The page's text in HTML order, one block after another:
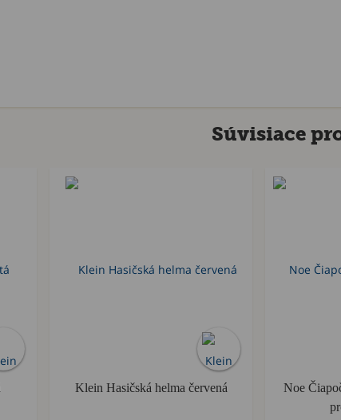
Súvisiace
Klein Hasičská helma červená
Noe